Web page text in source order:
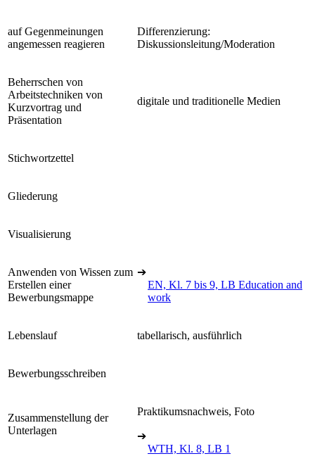
auf Gegenmeinungen
angemessen reagieren
Differenzierung:
Diskussionsleitung/Moderation
Beherrschen von
Arbeitstechniken von
Kurzvortrag und
Präsentation
digitale und traditionelle Medien
Stichwortzettel
Gliederung
Visualisierung
Anwenden von Wissen zum
Erstellen einer
Bewerbungsmappe
➔
EN, Kl. 7 bis 9, LB Education and
work
Lebenslauf tabellarisch, ausführlich
Bewerbungsschreiben
Zusammenstellung der
Unterlagen
Praktikumsnachweis, Foto
➔
WTH, Kl. 8, LB 1